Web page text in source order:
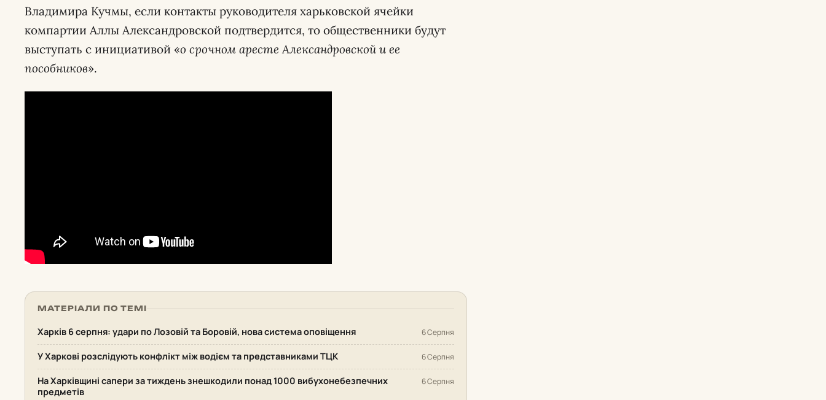
Владимира Кучмы, если контакты руководителя харьковской ячейки
компартии Аллы Александровской подтвердится, то общественники будут
выступать с инициативой «о срочном аресте Александровской и ее
пособников».
МАТЕРІАЛИ ПО ТЕМІ
Харків 6 серпня: удари по Лозовій та Боровій, нова система оповіщення 6 Серпня
У Харкові розслідують конфлікт між водієм та представниками ТЦК 6 Серпня
На Харківщині сапери за тиждень знешкодили понад 1000 вибухонебезпечних
предметів
6 Серпня